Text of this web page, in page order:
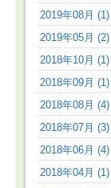
2019年08月 (1)
2019年05月 (2)
2018年10月 (1)
2018年09月 (1)
2018年08月 (4)
2018年07月 (3)
2018年06月 (4)
2018年04月 (1)